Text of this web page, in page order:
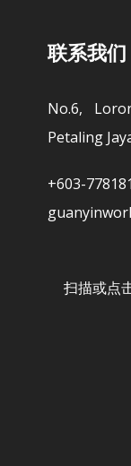
联系我们
No.6,
Petaling
+603-
扫描或点